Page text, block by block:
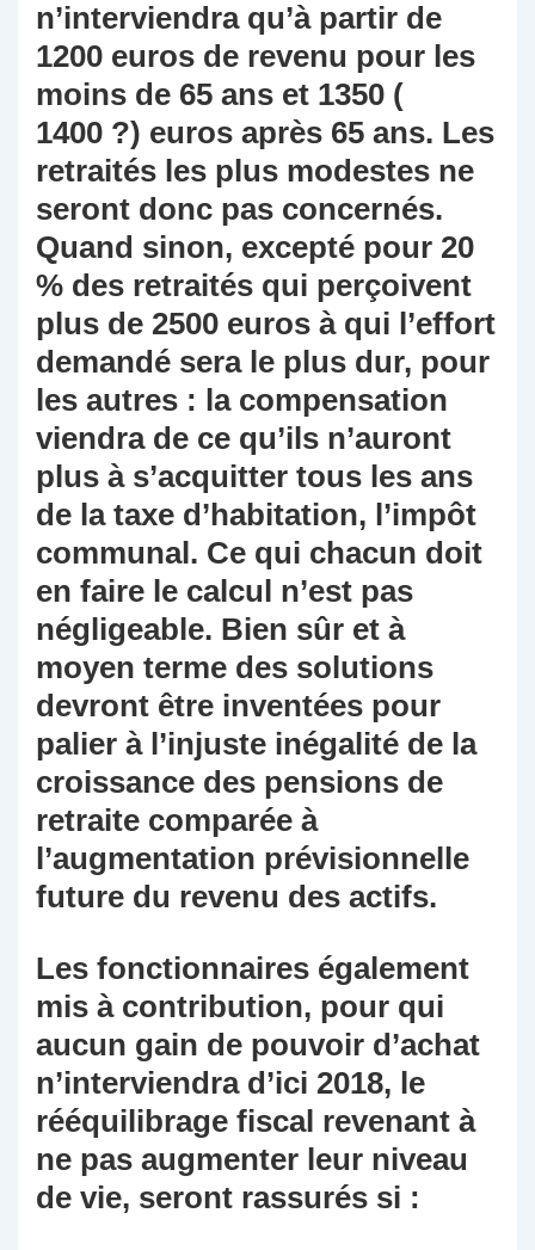
n’interviendra qu’à partir de
1200 euros de revenu pour les
moins de 65 ans et 1350 (
1400 ?) euros après 65 ans. Les
retraités les plus modestes ne
seront donc pas concernés.
Quand sinon, excepté pour 20
% des retraités qui perçoivent
plus de 2500 euros à qui l’effort
demandé sera le plus dur, pour
les autres : la compensation
viendra de ce qu’ils n’auront
plus à s’acquitter tous les ans
de la taxe d’habitation, l’impôt
communal. Ce qui chacun doit
en faire le calcul n’est pas
négligeable. Bien sûr et à
moyen terme des solutions
devront être inventées pour
palier à l’injuste inégalité de la
croissance des pensions de
retraite comparée à
l’augmentation prévisionnelle
future du revenu des actifs.
Les fonctionnaires également
mis à contribution, pour qui
aucun gain de pouvoir d’achat
n’interviendra d’ici 2018, le
rééquilibrage fiscal revenant à
ne pas augmenter leur niveau
de vie, seront rassurés si :